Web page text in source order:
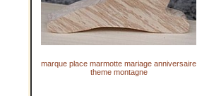
marque place marmotte mariage anniversaire
theme montagne